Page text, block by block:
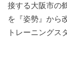
接する大阪市の
を『姿勢』から
トレーニングス